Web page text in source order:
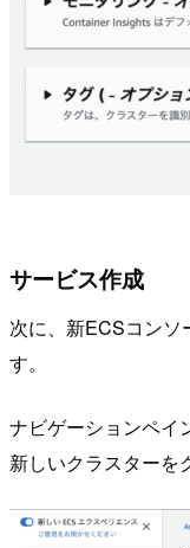
サービス作成
次に、新ECSコンソ
す。
ナビゲーションペイ
新しいクラスターを